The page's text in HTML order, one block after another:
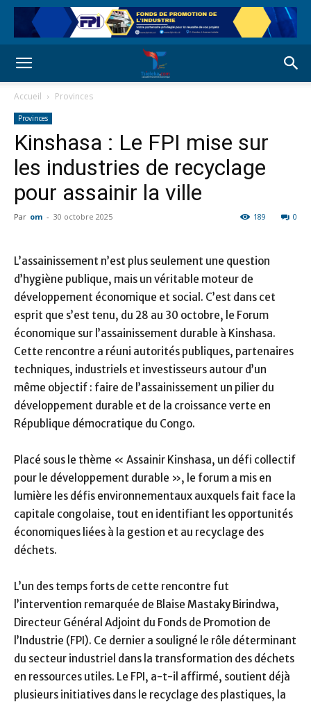
Accueil Provinces
Provinces
Kinshasa : Le FPI mise sur
les industries de recyclage
pour assainir la ville
Par om - 30 octobre 2025 0
189
L’assainissement n’est plus seulement une question
d’hygiène publique, mais un véritable moteur de
développement économique et social. C’est dans cet
esprit que s’est tenu, du 28 au 30 octobre, le Forum
économique sur l’assainissement durable à Kinshasa.
Cette rencontre a réuni autorités publiques, partenaires
techniques, industriels et investisseurs autour d’un
même objectif : faire de l’assainissement un pilier du
développement durable et de la croissance verte en
République démocratique du Congo.
Placé sous le thème « Assainir Kinshasa, un défi collectif
pour le développement durable », le forum a mis en
lumière les défis environnementaux auxquels fait face la
capitale congolaise, tout en identifiant les opportunités
économiques liées à la gestion et au recyclage des
déchets.
L’un des temps forts de cette rencontre fut
l’intervention remarquée de Blaise Mastaky Birindwa,
Directeur Général Adjoint du Fonds de Promotion de
l’Industrie (FPI). Ce dernier a souligné le rôle déterminant
du secteur industriel dans la transformation des déchets
en ressources utiles. Le FPI, a-t-il affirmé, soutient déjà
plusieurs initiatives dans le recyclage des plastiques, la